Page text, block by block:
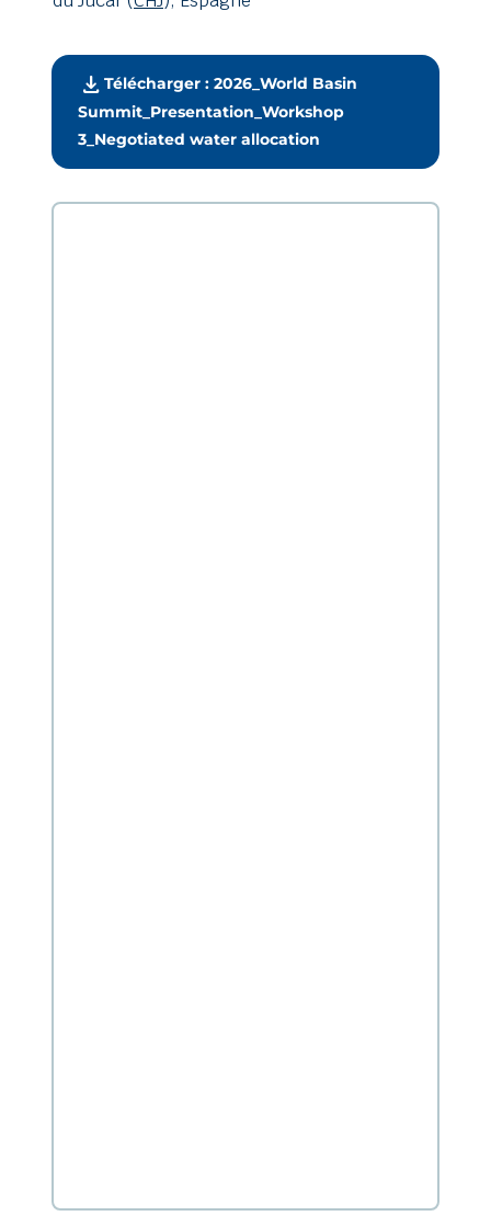
download Télécharger : 2026_World Basin
Summit_Presentation_Workshop
3_Negotiated water allocation